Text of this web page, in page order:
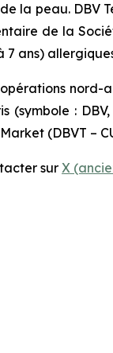
la peau. DBV
de la
ans)
nord-
:
(DBVT –
sur X